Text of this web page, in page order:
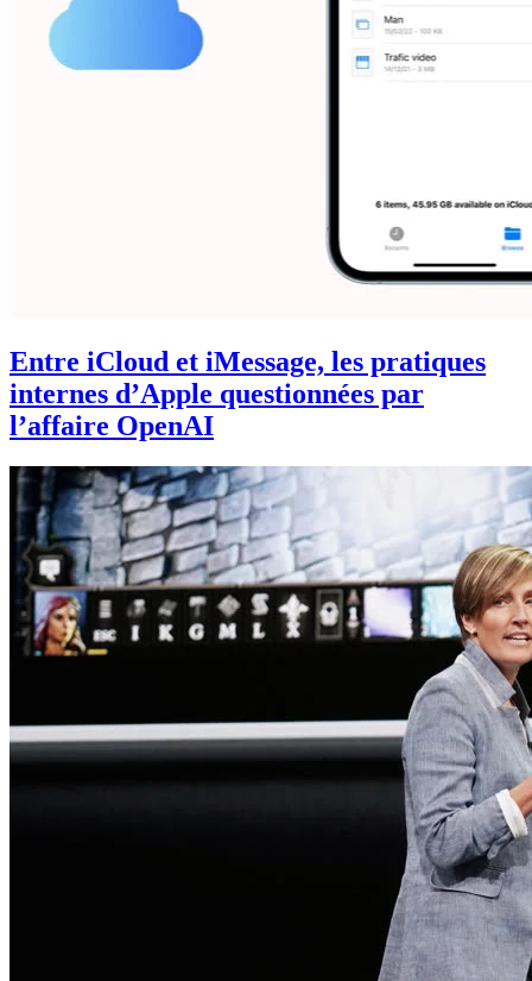
Entre iCloud et iMessage, les pratiques
internes d’Apple questionnées par
l’affaire OpenAI